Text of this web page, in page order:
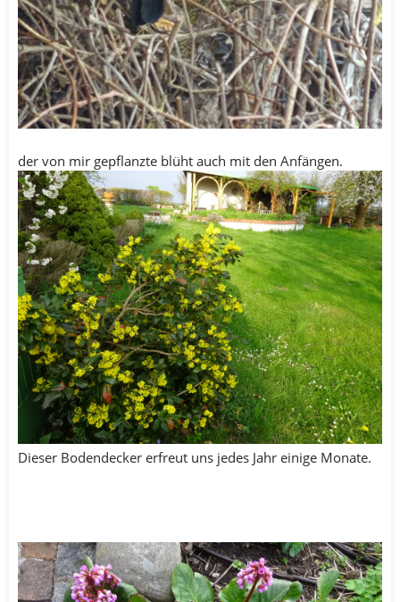
der von mir gepflanzte blüht auch mit den Anfängen.
Dieser Bodendecker erfreut uns jedes Jahr einige Monate.